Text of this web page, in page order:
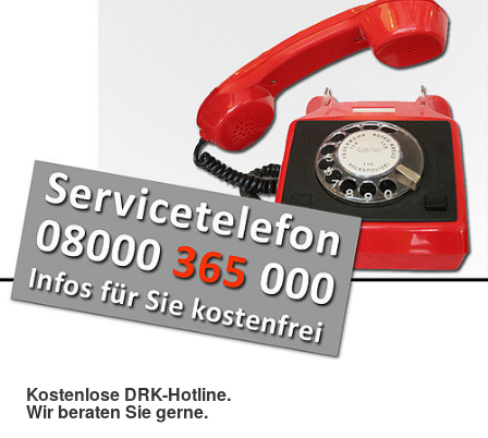
Kostenlose DRK-Hotline.
Wir beraten Sie gerne.